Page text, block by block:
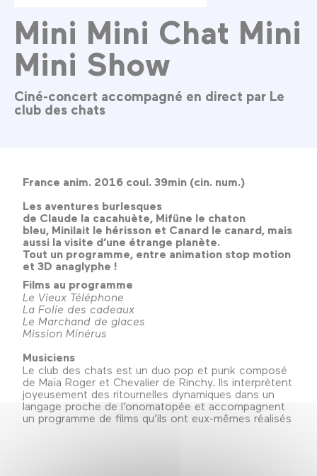
Mini Mini Chat Mini
Mini Show
Ciné-concert accompagné en direct par Le
club des chats
France anim. 2016 coul. 39min (cin. num.)
Les aventures burlesques
de Claude la cacahuète, Mifüne le chaton
bleu, Minilait le hérisson et Canard le canard, mais
aussi la visite d’une étrange planète.
Tout un programme, entre animation stop motion
et 3D anaglyphe !
Films au programme
Le Vieux Téléphone
La Folie des cadeaux
Le Marchand de glaces
Mission Minérus
Musiciens
Le club des chats est un duo pop et punk composé
de Maïa Roger et Chevalier de Rinchy. Ils interprètent
joyeusement des ritournelles dynamiques dans un
langage proche de l’onomatopée et accompagnent
un programme de films qu’ils ont eux-mêmes réalisés